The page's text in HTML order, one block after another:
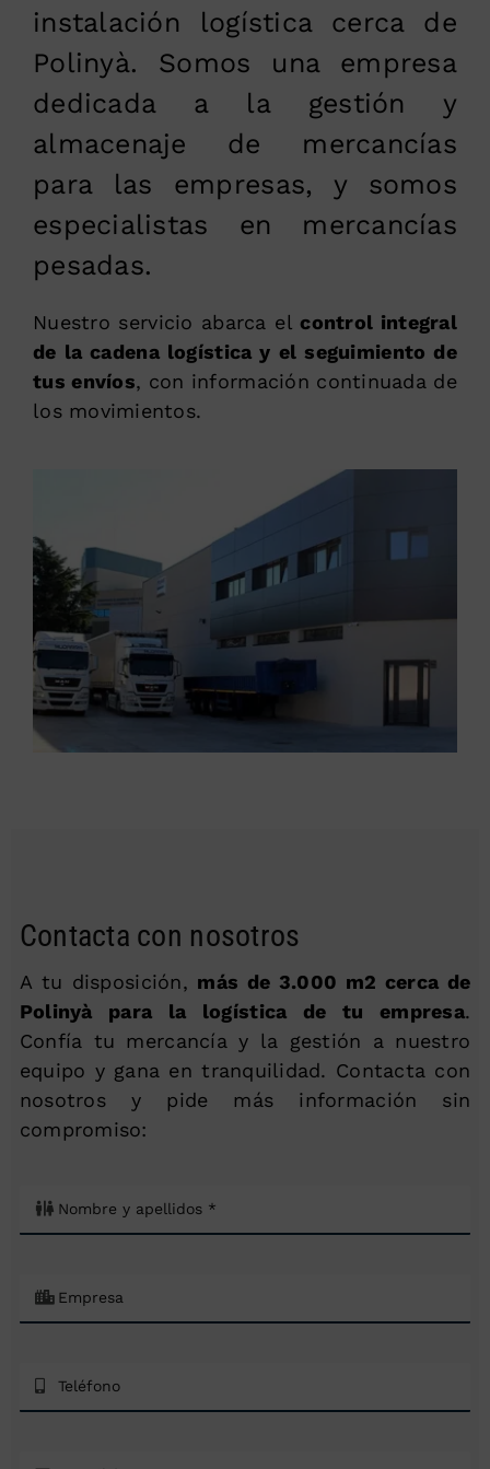
instalación logística cerca de
Polinyà. Somos una empresa
dedicada a la gestión y
almacenaje de mercancías
para las empresas, y somos
especialistas en mercancías
pesadas.
Nuestro servicio abarca elcontrol integral
de la cadena logística y el seguimiento de
tus envíos, con información continuada de
los movimientos.
Contacta con nosotros
A tu disposición, más de 3.000 m2 cerca de
Polinyà para la logística de tu empresa.
Confía tu mercancía y la gestión a nuestro
equipo y gana en tranquilidad. Contacta con
nosotros y pide más información sin
compromiso: